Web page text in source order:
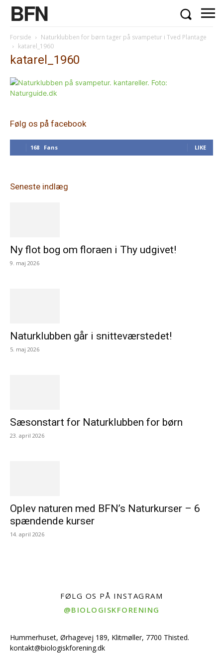
BFN
Forside
Naturklubben for børn tager på svampetur i Tved Plantage
katarel_1960
katarel_1960
Følg os på facebook
168 Fans LIKE
Seneste indlæg
Ny flot bog om floraen i Thy udgivet!
9. maj 2026
Naturklubben går i snitteværstedet!
5. maj 2026
Sæsonstart for Naturklubben for børn
23. april 2026
Oplev naturen med BFN’s Naturkurser – 6
spændende kurser
14. april 2026
FØLG OS PÅ INSTAGRAM
@BIOLOGISKFORENING
Hummerhuset, Ørhagevej 189, Klitmøller, 7700 Thisted.
kontakt@biologiskforening.dk